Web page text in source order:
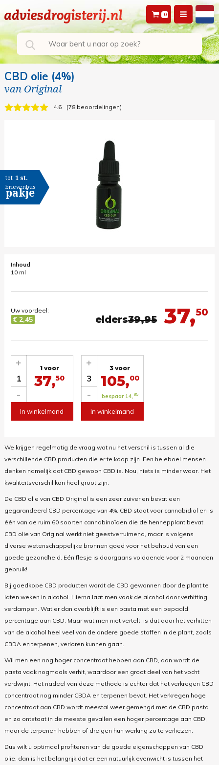
0
CBD olie (4%)
van Original
4.6 78 beoordelingen
tot 1 st.
brievenbus
pakje
Inhoud
10 ml
37,50
elders39,95
Uw voordeel:
€ 2,45
1
-
+ 1 voor
37,50
In winkelmand
3
-
+ 3 voor
105,00
bespaar 14, 85
In winkelmand
We krijgen regelmatig de vraag wat nu het verschil is tussen al die
verschillende CBD producten die er te koop zijn. Een heleboel mensen
denken namelijk dat CBD gewoon CBD is. Nou, niets is minder waar. Het
kwaliteitsverschil kan heel groot zijn.
De CBD olie van CBD Original is een zeer zuiver en bevat een
gegarandeerd CBD percentage van 4%. CBD staat voor cannabidiol en is
één van de ruim 60 soorten cannabinoïden die de hennepplant bevat.
CBD olie van Original werkt niet geestverruimend, maar is volgens
diverse wetenschappelijke bronnen goed voor het behoud van een
goede gezondheid. Eén flesje is doorgaans voldoende voor 2 maanden
gebruik!
Bij goedkope CBD producten wordt de CBD gewonnen door de plant te
laten weken in alcohol. Hierna laat men vaak de alcohol door verhitting
verdampen. Wat er dan overblijft is een pasta met een bepaald
percentage aan CBD. Maar wat men niet vertelt, is dat door het verhitten
van de alcohol heel veel van de andere goede stoffen in de plant, zoals
CBDA en terpenen, verloren kunnen gaan.
Wil men een nog hoger concentraat hebben aan CBD, dan wordt de
pasta vaak nogmaals verhit, waardoor een groot deel van het vocht
verdwijnt. Het nadeel van deze methode is echter dat het verkregen CBD
concentraat nog minder CBDA en terpenen bevat. Het verkregen hoge
concentraat aan CBD wordt meestal weer gemengd met de CBD pasta
en zo ontstaat in de meeste gevallen een hoger percentage aan CBD,
maar de terpenen hebben of dreigen hun werking zo te verliezen.
Dus wilt u optimaal profiteren van de goede eigenschappen van CBD
olie, dan is het belangrijk dat er een natuurlijk evenwicht is tussen het